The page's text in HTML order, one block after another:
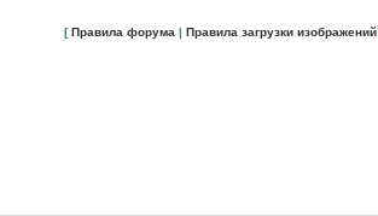
[Правила форума | Правила загрузки изображений